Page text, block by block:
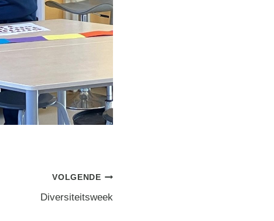
VOLGENDE
Diversiteitsweek